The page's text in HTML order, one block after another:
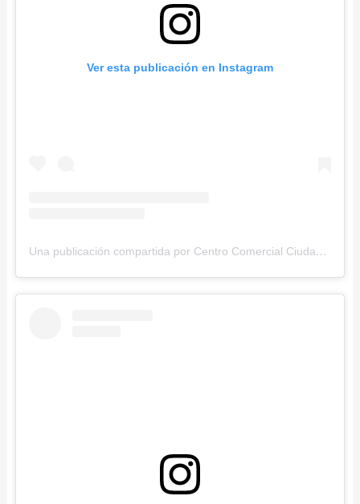
Ver esta publicación en Instagram
Una publicación compartida por Centro Comercial Ciudad Tunal (@ciudadtunal)